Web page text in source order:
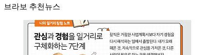
브라보 추천뉴스